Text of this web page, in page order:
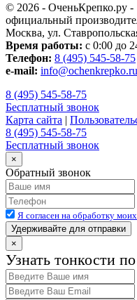
© 2026 - ОченьКрепко.ру -
официальный
Москва, ул.
Время работы: с 0:00 до
Телефон: 8 (495) 545-58-75
e-mail: info@ochenkrepko.ru
8 (495) 545-58-75
Бесплатный звонок
Карта сайта |
8 (495) 545-58-75
Бесплатный звонок
×
Обратный звонок
Я согласен на обработку
Удерживайте для отправки
×
Узнать тонкости